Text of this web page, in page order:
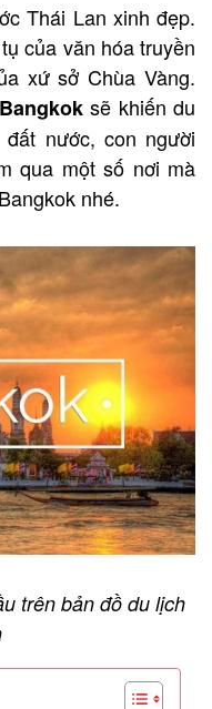
Thái Lan xinh đẹp.
của văn hóa truyền
xứ sở Chùa Vàng.
sẽ khiến du
nước, con người
qua một số nơi mà
nhé.
trên bản đồ du lịch